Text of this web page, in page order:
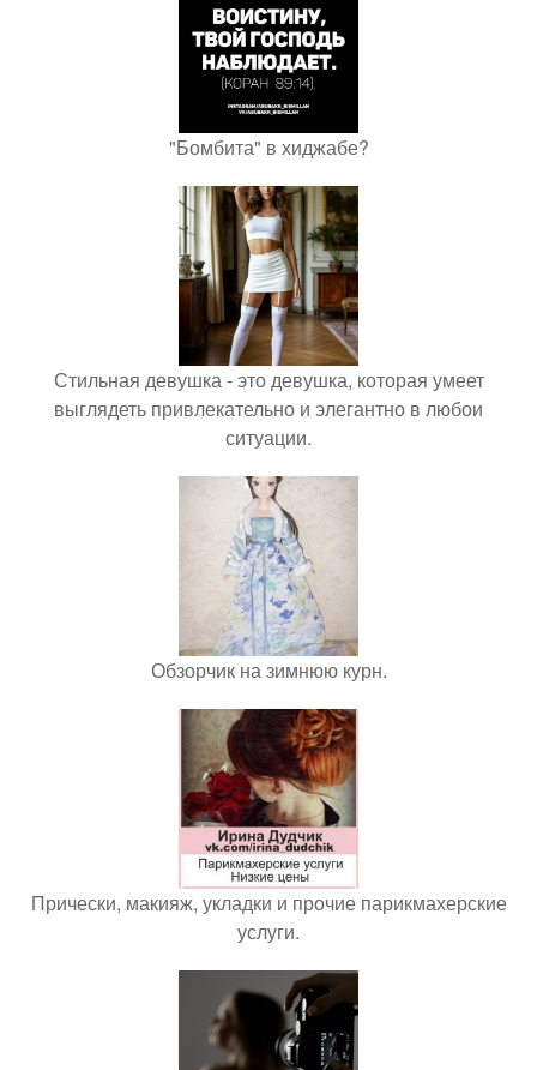
"Бомбита" в хиджабе?
Стильная девушка - это девушка, которая умеет
выглядеть привлекательно и элегантно в любои
ситуации.
Обзорчик на зимнюю курн.
Прически, макияж, укладки и прочие парикмахерские
услуги.